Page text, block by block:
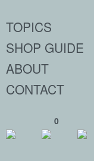
TOPICS
SHOP GUIDE
ABOUT
CONTACT
0